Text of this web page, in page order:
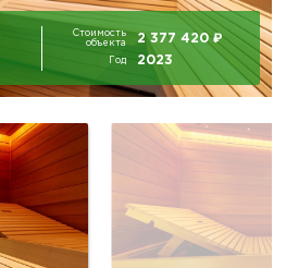
Стоимость
объекта
2 377 420₽
Год 2023